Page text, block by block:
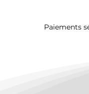
Paiements